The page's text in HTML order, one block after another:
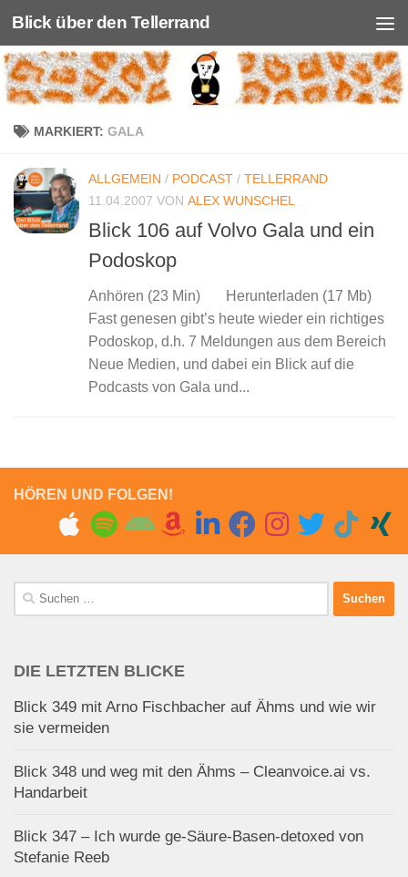
Unter dem Inhalt
Blick über den Tellerrand
MARKIERT: GALA
ALLGEMEIN / PODCAST / TELLERRAND
11.04.2007 VON ALEX WUNSCHEL
Blick 106 auf Volvo Gala und ein
Podoskop
Anhören (23 Min) Herunterladen (17 Mb)
Fast genesen gibt’s heute wieder ein richtiges
Podoskop, d.h. 7 Meldungen aus dem Bereich
Neue Medien, und dabei ein Blick auf die
Podcasts von Gala und...
HÖREN UND FOLGEN!
Suchen
nach:
DIE LETZTEN BLICKE
Blick 349 mit Arno Fischbacher auf Ähms und wie wir
sie vermeiden
Blick 348 und weg mit den Ähms – Cleanvoice.ai vs.
Handarbeit
Blick 347 – Ich wurde ge-Säure-Basen-detoxed von
Stefanie Reeb